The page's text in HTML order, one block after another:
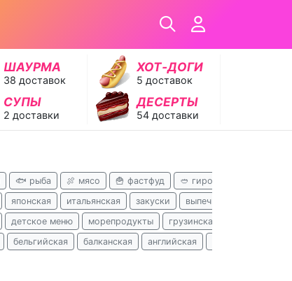
ШАУРМА
38 доставок
ХОТ‑ДОГИ
5 доставок
СУПЫ
2 доставки
ДЕСЕРТЫ
54 доставки
🐟 рыба 🍖 мясо 🍟 фастфуд 🥙 гирос
японская итальянская закуски выпечка
детское меню морепродукты грузинская
бельгийская балканская английская